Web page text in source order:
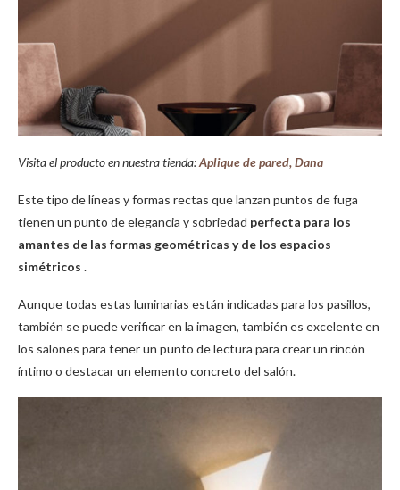
Visita el producto en nuestra tienda:Aplique de pared, Dana
Este tipo de líneas y formas rectas que lanzan puntos de fuga
tienen un punto de elegancia y sobriedad perfecta para los
amantes de las formas geométricas y de los espacios
simétricos .
Aunque todas estas luminarias están indicadas para los pasillos,
también se puede verificar en la imagen, también es excelente en
los salones para tener un punto de lectura para crear un rincón
íntimo o destacar un elemento concreto del salón.